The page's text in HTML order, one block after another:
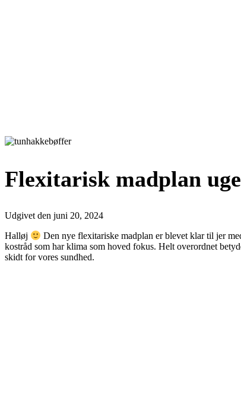
Flexitarisk madplan
Udgivet den juni 20, 2024
Halløj
Den nye flexitariske madplan er blevet klar til jer
kostråd som har klima som hoved fokus. Helt overordnet
skidt for vores sundhed.